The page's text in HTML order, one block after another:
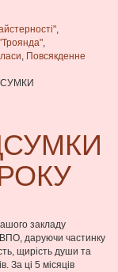
,
,
, Повсякденне
закладу
даруючи частинку
щирість души та
За ці 5 місяців